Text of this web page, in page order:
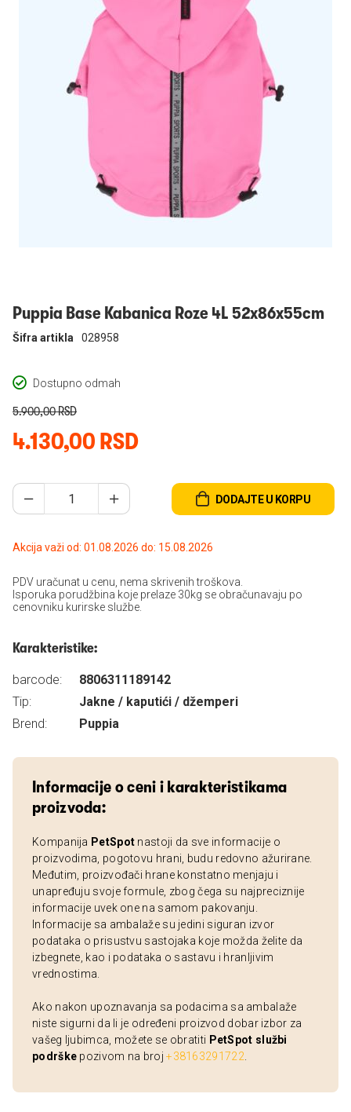
Puppia Base Kabanica Roze 4L 52x86x55cm
Dostupno odmah
Šifra artikla 028958
4.130,00 RSD
5.900,00 RSD
DODAJTE U KORPU
Akcija važi od: 01.08.2026 do: 15.08.2026
PDV uračunat u cenu, nema skrivenih troškova.
Isporuka porudžbina koje prelaze 30kg se obračunavaju po
cenovniku kurirske službe.
Karakteristike:
barcode:
8806311189142
Tip:
Jakne / kaputići / džemperi
Brend:
Puppia
Informacije o ceni i karakteristikama
proizvoda:
Kompanija PetSpot nastoji da sve informacije o
proizvodima, pogotovu hrani, budu redovno ažurirane.
Međutim, proizvođači hrane konstatno menjaju i
unapređuju svoje formule, zbog čega su najpreciznije
informacije uvek one na samom pakovanju.
Informacije sa ambalaže su jedini siguran izvor
podataka o prisustvu sastojaka koje možda želite da
izbegnete, kao i podataka o sastavu i hranljivim
vrednostima.
Ako nakon upoznavanja sa podacima sa ambalaže
niste sigurni da li je određeni proizvod dobar izbor za
vašeg ljubimca, možete se obratiti PetSpot službi
podrške pozivom na broj+38163291722